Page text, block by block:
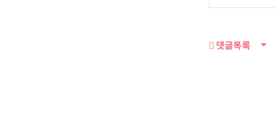
댓글목록